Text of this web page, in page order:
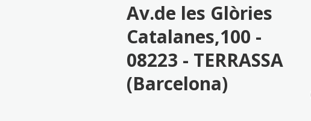
Av.de les Glòries
Catalanes,100 -
08223 - TERRASSA
(Barcelona)